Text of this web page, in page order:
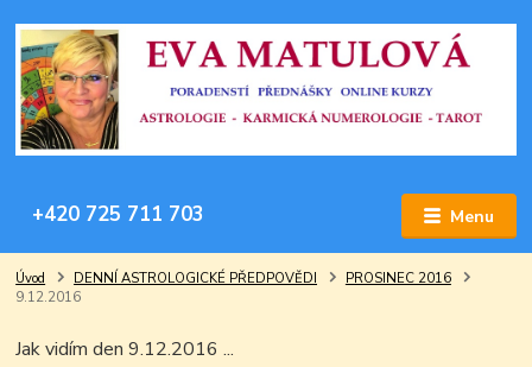
Menu
+420 725 711 703
Úvod DENNÍ ASTROLOGICKÉ PŘEDPOVĚDI
PROSINEC 2016
9.12.2016
Jak vidím den 9.12.2016 ...